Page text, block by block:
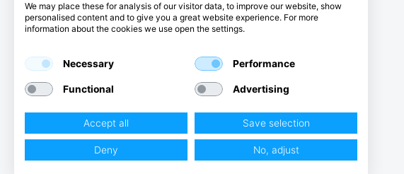
We may place these for analysis of our visitor data, to improve our website, show
personalised content and to give you a great website experience. For more
information about the cookies we use open the settings.
Necessary Performance
Functional Advertising
Accept all Save selection
Deny No, adjust